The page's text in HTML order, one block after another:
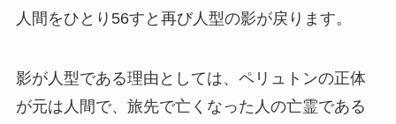
人間をひとり56すと再び人型の影が戻ります。
影が人型である理由としては、ペリュトンの正体
が元は人間で、旅先で亡くなった人の亡霊である